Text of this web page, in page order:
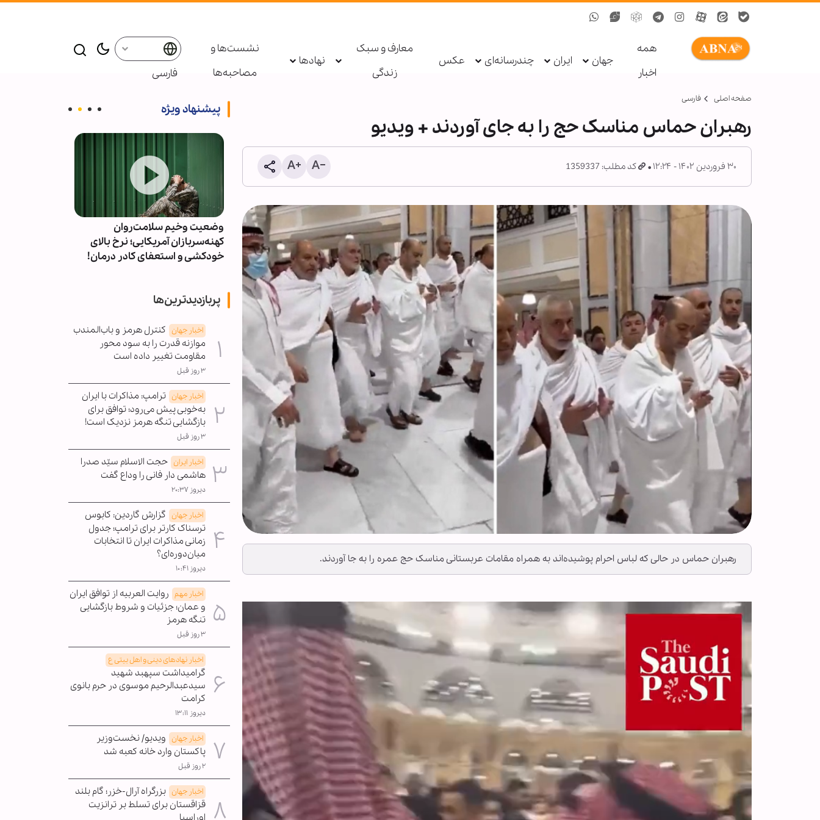
همه
اخبار
جهان ایران چندرسانه‌ای عکس
معارف و سبک
زندگی
نهادها
نشست‌ها و
مصاحبه‌ها
فارسی
صفحه اصلی فارسی
رهبران حماس مناسک حج را به جای آوردند + ویدیو
۳۰ فروردین ۱۴۰۲ - ۱۲:۲۴ کد مطلب: 1359337
رهبران حماس در حالی که لباس احرام پوشیده‌اند به همراه مقامات عربستانی مناسک حج عمره را به جا آوردند.
پیشنهاد ویژه
طرح جنجالی پارلمان ایتالیا برای
تشدید نظارت‌های امنیتی بر اقلیت‌
مذهبی و مساجد
روزی که رفت
اذعان آمریکا به عبور ده‌ها کشتی از
محاصره ایران
وضعیت وخیم سلامت‌روان
کهنه‌سربازان آمریکایی؛ نرخ بالای
خودکشی و استعفای کادر درمان!
پربازدیدترین‌ها
اخبار جهان کنترل هرمز و باب‌المندب
موازنه قدرت را به سود محور
مقاومت تغییر داده است
۳ روز قبل
اخبار جهان ترامپ: مذاکرات با ایران
به‌خوبی پیش می‌رود؛ توافق برای
بازگشایی تنگه هرمز نزدیک است!
۳ روز قبل
اخبار ایران حجت الاسلام سیّد صدرا
هاشمی دار فانی را وداع گفت
دیروز ۲۰:۳۷
اخبار جهان گزارش گاردین: کابوس
ترسناک کارتر برای ترامپ؛ جدول
زمانی مذاکرات ایران تا انتخابات
میان‌دوره‌ای؟
دیروز ۱۰:۴۱
اخبار مهم روایت العربیه از توافق ایران
و عمان؛ جزئیات و شروط بازگشایی
تنگه هرمز
۳ روز قبل
اخبار نهادهای دینی و اهل بیتی ع
گرامیداشت سپهبد شهید
سیدعبدالرحیم موسوی در حرم بانوی
کرامت
دیروز ۱۳:۱۱
اخبار جهان ویدیو/ نخست‌وزیر
پاکستان وارد خانه کعبه شد
۲ روز قبل
اخبار جهان بزرگراه آرال-خزر؛ گام بلند
قزاقستان برای تسلط بر ترانزیت
اوراسیا